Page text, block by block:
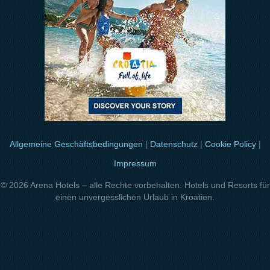
Allgemeine Geschäftsbedingungen | Datenschutz| Cookie Policy|
Impressum
© 2026 Arena Hotels – alle Rechte vorbehalten. Hotels und Resorts für
einen unvergesslichen Urlaub in Kroatien.